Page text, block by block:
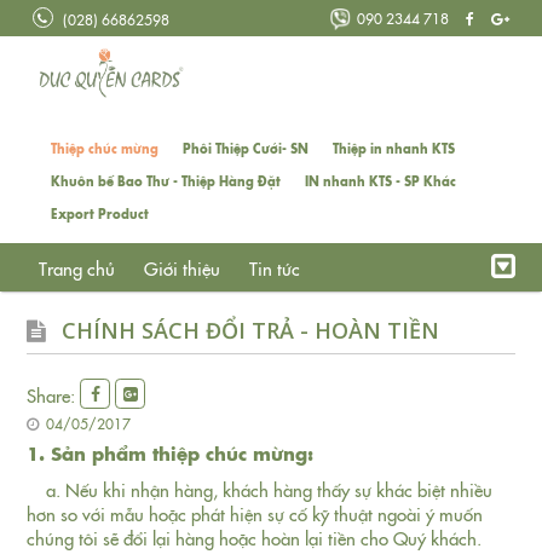
(028) 66862598 090 2344 718
Thiệp chúc mừng Phôi Thiệp Cưới- SN
Thiệp in nhanh KTS
Khuôn bế Bao Thư - Thiệp Hàng Đặt
IN nhanh KTS - SP Khác
Export Product
Trang chủ Giới thiệu Tin tức
CHÍNH SÁCH ĐỔI TRẢ - HOÀN TIỀN
Share:
04/05/2017
1. Sản phẩm thiệp chúc mừng:
a. Nếu khi nhận hàng, khách hàng thấy sự khác biệt nhiều
hơn so với mẫu hoặc phát hiện sự cố kỹ thuật ngoài ý muốn
chúng tôi sẽ đổi lại hàng hoặc hoàn lại tiền cho Quý khách.